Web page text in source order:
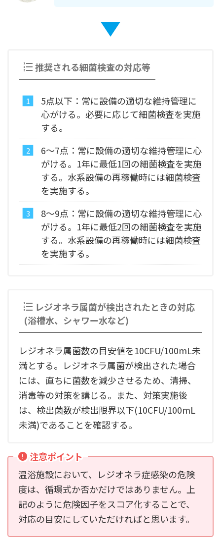
推奨される細菌検査の対応等
5点以下：常に設備の適切な維持管理に
心がける。必要に応じて細菌検査を実施
する。
6～7点：常に設備の適切な維持管理に心
がける。1年に最低1回の細菌検査を実施
する。水系設備の再稼働時には細菌検査
を実施する。
8～9点：常に設備の適切な維持管理に心
がける。1年に最低2回の細菌検査を実施
する。水系設備の再稼働時には細菌検査
を実施する。
レジオネラ属菌が検出されたときの対応
(浴槽水、シャワー水など)
レジオネラ属菌数の目安値を10CFU/100mL未
満とする。レジオネラ属菌が検出された場合
には、直ちに菌数を減少させるため、清掃、
消毒等の対策を講じる。また、対策実施後
は、検出菌数が検出限界以下(10CFU/100mL
未満)であることを確認する。
注意ポイント
温浴施設において、レジオネラ症感染の危険
度は、循環式か否かだけではありません。上
記のように危険因子をスコア化することで、
対応の目安にしていただければと思います。